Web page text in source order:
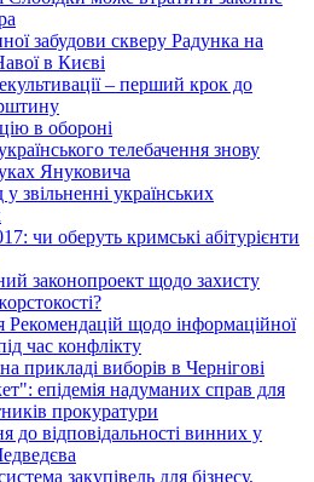
забудови скверу Радунка на
в Києві
– перший крок до
в обороні
телебачення знову
Януковича
звільненні українських
чи оберуть кримські абітурієнти
законопроект щодо захисту
Рекомендацій щодо інформаційної
час конфлікту
прикладі виборів в Чернігові
епідемія надуманих справ для
прокуратури
до відповідальності винних у
закупівель для бізнесу,